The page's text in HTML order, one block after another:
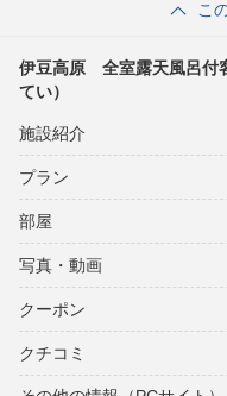
こ
伊豆高原 全室露天風呂付
てい）
施設紹介
プラン
部屋
写真・動画
クーポン
クチコミ